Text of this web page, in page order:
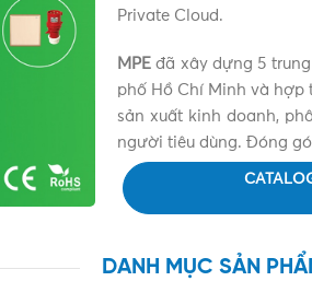
Private Cloud.
MPE đã xây dựng 5
phố Hồ Chí Minh và hợp
sản xuất kinh doanh,
người tiêu dùng. Đóng
DANH MỤC SẢN